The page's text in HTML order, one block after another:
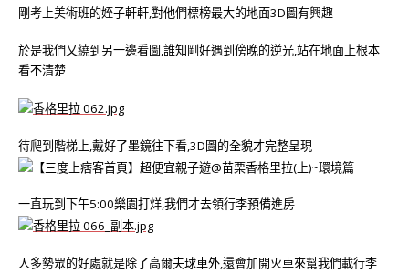
剛考上美術班的姪子軒軒,對他們標榜最大的地面3D圖有興趣
於是我們又繞到另一邊看圖,誰知剛好遇到傍晚的逆光,站在地面上根本
看不清楚
待爬到階梯上,戴好了墨鏡往下看,3D圖的全貌才完整呈現
一直玩到下午5:00樂園打烊,我們才去領行李預備進房
人多勢眾的好處就是除了高爾夫球車外,還會加開火車來幫我們載行李